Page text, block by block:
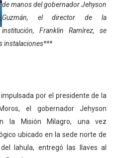
sus avances en visita
celebra Semana
el desarrollo
de médicos en
comunal en El Vigía con
de bacheo en el sector La
de manos del gobernador Jehyson
Guzmán, el director de la
institución, Franklin Ramírez, se
instalaciones***
por el presidente de la
el gobernador Jehyson
la Misión Milagro, una vez
ubicado en la sede norte de
Iahula, entregó las llaves al